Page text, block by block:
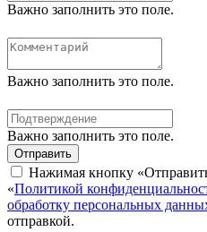
Важно заполнить это поле.
Важно заполнить это поле.
Важно заполнить это поле.
Отправить
Нажимая кнопку
«Политикой
обработку персональных
отправкой.